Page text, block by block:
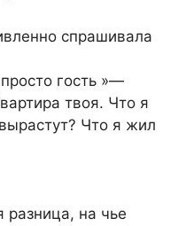
спрашивала
гость »—
твоя. Что я
Что я жил
на чье